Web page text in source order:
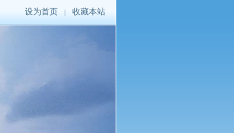
设为首页 | 收藏本站